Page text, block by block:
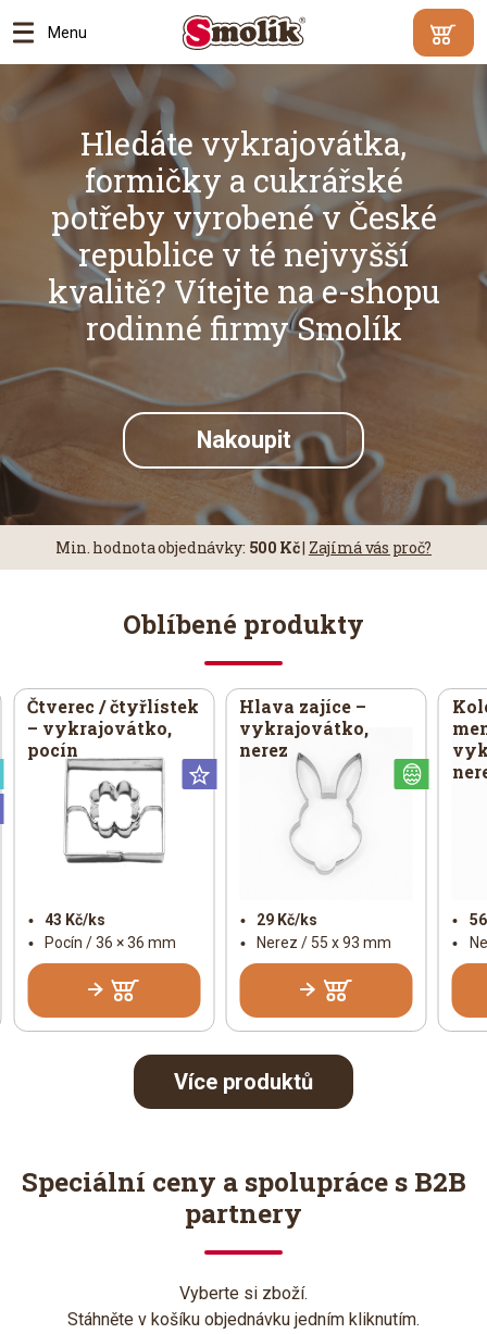
Menu
Přejít
Hledáte vykrajovátka,
formičky a cukrářské
potřeby vyrobené v České
republice v té nejvyšší
kvalitě? Vítejte na e-shopu
rodinné firmy Smolík
Nakoupit
Min. hodnota objednávky: 500 Kč| Zajímá vás proč?
Oblíbené produkty
Universální
Čtverec / čtyřlístek
– vykrajovátko,
pocín
43 Kč/ks
Pocín / 36 × 36 mm
Hlava zajíce –
vykrajovátko,
nerez
29 Kč/ks
Nerez / 55 x 93 mm
Speciální
Universální
Více produktů
Speciální ceny a spolupráce s B2B
partnery
Vyberte si zboží.
Stáhněte v košíku objednávku jedním kliknutím.